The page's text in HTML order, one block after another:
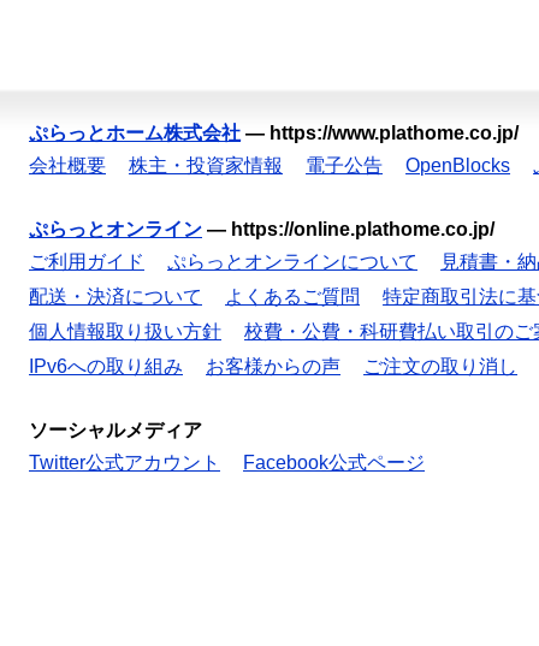
ぷらっとホーム株式会社 — https://www.plathome.co.jp/
会社概要
株主・投資家情報 電子公告 OpenBlocks
ぷらっとオンライン — https://online.plathome.co.jp/
ご利用ガイド
ぷらっとオンラインについて
見積書・
配送・決済について
よくあるご質問
特定商取引法に
個人情報取り扱い方針
校費・公費・科研費払い取引のご
IPv6への取り組み
お客様からの声 ご注文の取り消し
ソーシャルメディア
Twitter公式アカウント
Facebook公式ページ